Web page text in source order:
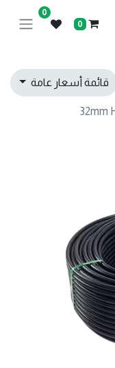
0
0
قائمة أسعار عامة